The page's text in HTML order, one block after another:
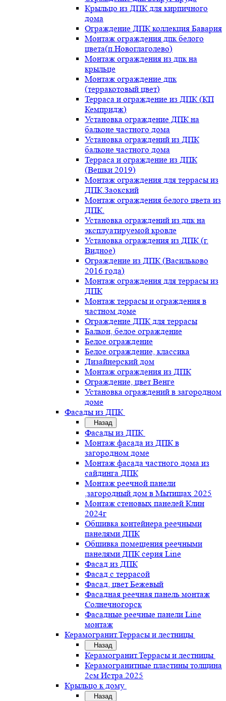
Крыльцо из ДПК для кирпичного
дома
Ограждение ДПК коллекция Бавария
Монтаж ограждения дпк белого
цвета(п.Новоглаголево)
Монтаж ограждения из дпк на
крыльце
Монтаж ограждение дпк
(терракотовый цвет)
Терраса и ограждение из ДПК (КП
Кемпридж)
Установка ограждение ДПК на
балконе частного дома
Установка ограждений из ДПК
балконе частного дома
Терраса и ограждение из ДПК
(Вешки 2019)
Монтаж ограждения для террасы из
ДПК.Заокский
Монтаж ограждения белого цвета из
ДПК.
Установка ограждений из дпк на
эксплуатируемой кровле
Установка ограждения из ДПК (г.
Видное)
Ограждение из ДПК (Васильково
2016 года)
Монтаж ограждения для террасы из
ДПК
Монтаж террасы и ограждения в
частном доме
Ограждение ДПК для террасы
Балкон, белое ограждение
Белое ограждение
Белое ограждение, классика
Дизайнерский дом
Монтаж ограждения из ДПК
Ограждение, цвет Венге
Установка ограждений в загородном
доме
Фасады из ДПК
Назад
Фасады из ДПК
Монтаж фасада из ДПК в
загородном доме
Монтаж фасада частного дома из
сайдинга ДПК
Монтаж реечной панели
,загородный дом в Мытищах 2025
Монтаж стеновых панелей Клин
2024г
Обшивка контейнера реечными
панелями ДПК
Обшивка помещения реечными
панелями ДПК серия Line
Фасад из ДПК
Фасад с террасой
Фасад, цвет Бежевый
Фасадная реечная панель монтаж
Солнечногорск
Фасадные реечные панели Line
монтаж
Керамогранит.Террасы и лестницы
Назад
Керамогранит.Террасы и лестницы
Керамогранитные пластины толщина
2см Истра.2025
Крыльцо к дому
Назад